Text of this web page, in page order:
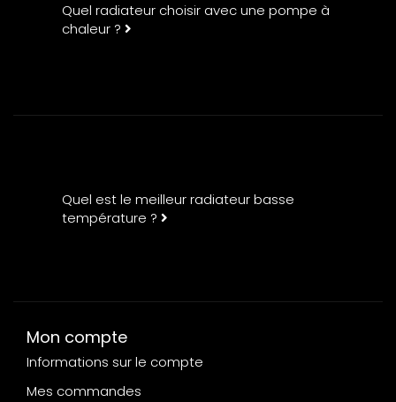
Quel radiateur choisir avec une pompe à
chaleur ?
Quel est le meilleur radiateur basse
température ?
Mon compte
Informations sur le compte
Mes commandes